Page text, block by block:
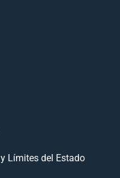
Límites del Estado